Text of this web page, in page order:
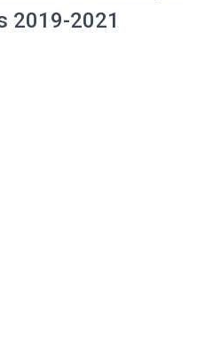
2019-2021